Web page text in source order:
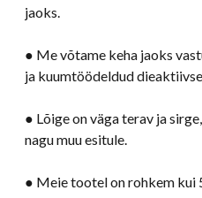
jaoks.
● Me võtame keha jaoks
ja kuumtöödeldud
● Lõige on väga terav ja
nagu muu esitule.
● Meie tootel on rohkem kui